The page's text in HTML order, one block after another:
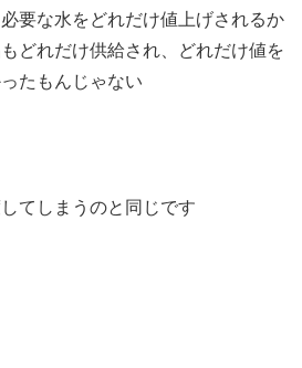
要な水をどれだけ値上げされるか
どれだけ供給され、どれだけ値を
たもんじゃない
てしまうのと同じです